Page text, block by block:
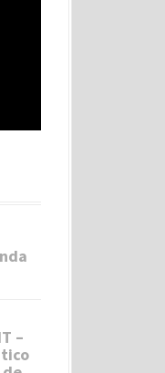
–